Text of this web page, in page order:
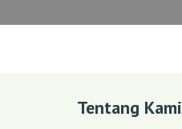
Tentang Kami